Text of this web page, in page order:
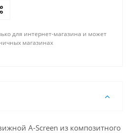
для интернет-магазина и может
магазинах
A-Screen из композитного